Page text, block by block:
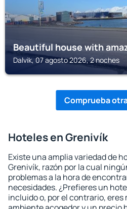
Beautiful house with
Dalvik, 07 agosto 2026, 2 noches
Comprueba
Hoteles en Grenivík
Existe una amplia variedad de
Grenivík, razón por la cual
problemas a la hora de
necesidades. ¿Prefieres un
incluido o, por el contrario, eres